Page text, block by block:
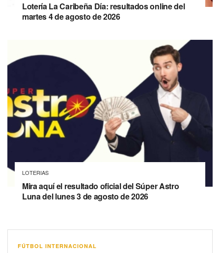
Lotería La Caribeña Día: resultados online del
martes 4 de agosto de 2026
LOTERIAS
Mira aquí el resultado oficial del Súper Astro
Luna del lunes 3 de agosto de 2026
FÚTBOL INTERNACIONAL